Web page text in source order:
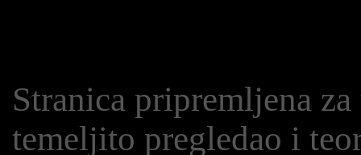
Stranica pripremljena
temeljito pregledao i